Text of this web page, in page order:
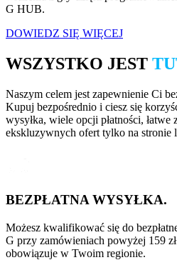
G HUB.
DOWIEDZ SIĘ WIĘCEJ
WSZYSTKO JEST
Naszym celem jest zapewnienie Ci
Kupuj bezpośrednio i ciesz się
wysyłka, wiele opcji płatności,
ekskluzywnych ofert tylko na stronie
BEZPŁATNA WYSYŁKA.
Możesz kwalifikować się do
G przy zamówieniach powyżej 159
obowiązuje w Twoim regionie.